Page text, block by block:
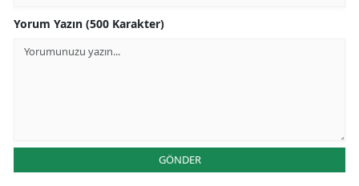
Uşak
Yorum Yazın (500 Karakter)
GÖNDER